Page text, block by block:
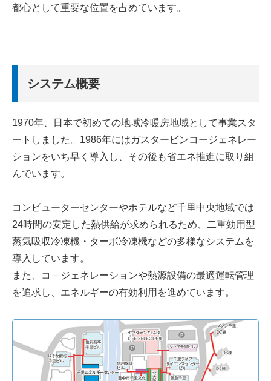
都心として重要な位置を占めています。
システム概要
1970年、日本で初めての地域冷暖房地域として事業スタ
ートしました。1986年にはガスタービンコージェネレー
ションをいち早く導入し、その後も省エネ推進に取り組
んでいます。
コンピューターセンターやホテルなど千里中央地域では
24時間の安定した熱供給が求められるため、二重効用型
蒸気吸収冷凍機・ターボ冷凍機などの多様なシステムを
導入しています。
また、コ－ジェネレーションや熱源設備の最適運転管理
を追求し、エネルギーの有効利用を進めています。